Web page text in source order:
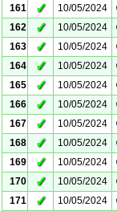
161
✓ 10/05/2024
162
✓ 10/05/2024
163
✓ 10/05/2024
164
✓ 10/05/2024
165
✓ 10/05/2024
166
✓ 10/05/2024
167
✓ 10/05/2024
168
✓ 10/05/2024
169
✓ 10/05/2024
170
✓ 10/05/2024
171
✓ 10/05/2024